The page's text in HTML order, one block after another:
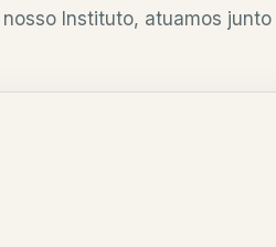
Instituto, atuamos junto